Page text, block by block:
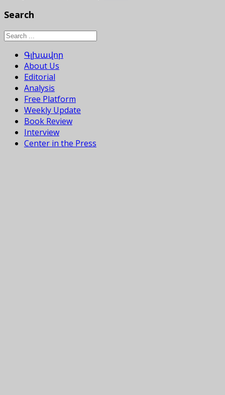
Search
Գլխավոր
About Us
Editorial
Analysis
Free Platform
Weekly Update
Book Review
Interview
Center in the Press